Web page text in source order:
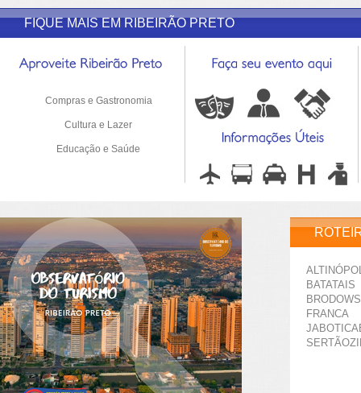
FIQUE MAIS EM RIBEIRÃO PRETO
Compras e Gastronomia
Cultura e Lazer
Educação e Saúde
BATATAIS
FRANCA